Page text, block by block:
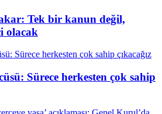
Tek bir kanun değil,
olacak
Sürece herkesten çok sahip